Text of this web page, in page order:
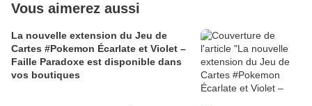
Vous aimerez aussi
La nouvelle extension du Jeu de
Cartes #Pokemon Écarlate et Violet –
Faille Paradoxe est disponible dans
vos boutiques